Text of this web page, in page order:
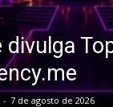
divulga
- 7 de agosto de 2026